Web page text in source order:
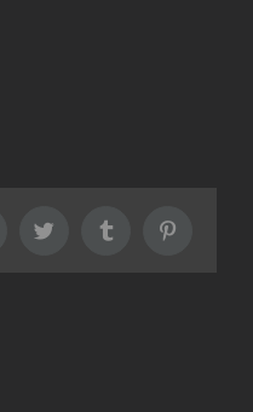
FacebookTwitter Tumblr